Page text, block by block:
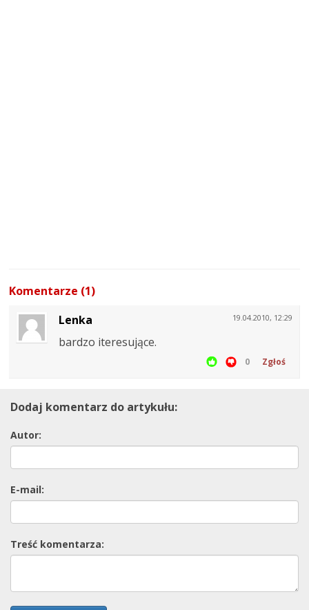
Komentarze (1)
19.04.2010, 12:29
Lenka
bardzo iteresujące.
0 Zgłoś
Dodaj komentarz do artykułu:
Autor:
E-mail:
Treść komentarza: